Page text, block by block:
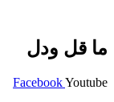
ما قل ودل
FacebookYoutube